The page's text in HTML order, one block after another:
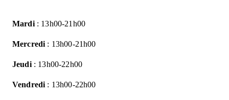
Mardi: 13h00-21h00
Mercredi : 13h00-21h00
Jeudi: 13h00-22h00
Vendredi : 13h00-22h00